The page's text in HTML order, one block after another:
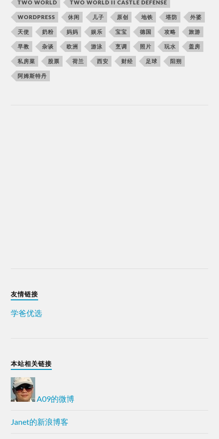
TWO WORLD TWO WORLD II CASTLE DEFENSE
WORDPRESS 休闲 儿子 原创 地铁 塔防 外婆
天使 奶粉 妈妈 娱乐 宝宝 德国 攻略 旅游
早教 杂谈 欧洲 游泳 烹调 照片 玩水 盖房
私房菜 股票 荷兰 西安 财经 足球 阳朔
阿姆斯特丹
友情链接
学爸优选
本站相关链接
A09的微博
Janet的新浪博客